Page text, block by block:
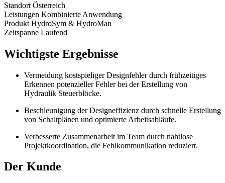
Standort Österreich
Leistungen Kombinierte Anwendung
Produkt HydroSym & HydroMan
Zeitspanne Laufend
Wichtigste Ergebnisse
Vermeidung kostspieliger Designfehler durch frühzeitiges
Erkennen potenzieller Fehler bei der Erstellung von
Hydraulik Steuerblöcke.
Beschleunigung der Designeffizienz durch schnelle Erstellung
von Schaltplänen und optimierte Arbeitsabläufe.
Verbesserte Zusammenarbeit im Team durch nahtlose
Projektkoordination, die Fehlkommunikation reduziert.
Der Kunde